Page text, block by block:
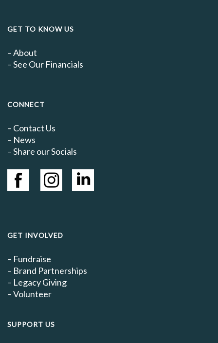
GET TO KNOW US
–About
–See Our Financials
CONNECT
– Contact Us
– News
– Share our Socials
GET INVOLVED
– Fundraise
– Brand Partnerships
– Legacy Giving
–Volunteer
SUPPORT US